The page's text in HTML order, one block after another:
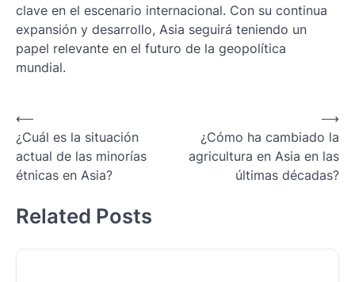
clave en el escenario internacional. Con su continua
expansión y desarrollo, Asia seguirá teniendo un
papel relevante en el futuro de la geopolítica
mundial.
Navegación
de
entradas
⟵
¿Cuál es la situación
actual de las minorías
étnicas en Asia?
¿Cómo ha cambiado la
agricultura en Asia en las
últimas décadas?
⟶
Related Posts